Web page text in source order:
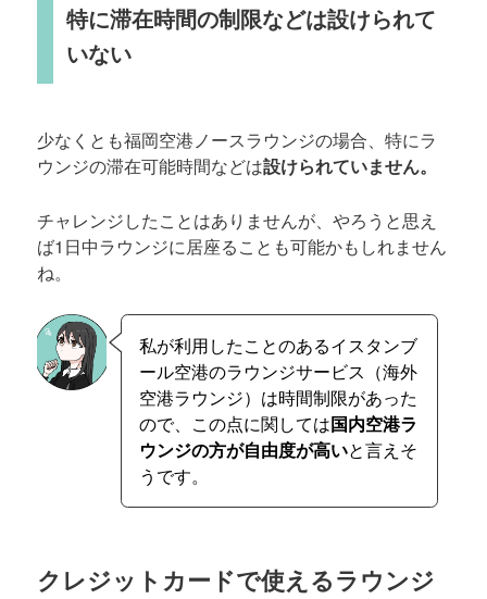
特に滞在時間の制限などは設けられて
いない
少なくとも福岡空港ノースラウンジの場合、特にラ
ウンジの滞在可能時間などは設けられていません。
チャレンジしたことはありませんが、やろうと思え
ば1日中ラウンジに居座ることも可能かもしれません
ね。
私が利用したことのあるイスタンブ
ール空港のラウンジサービス（海外
空港ラウンジ）は時間制限があった
ので、この点に関しては国内空港ラ
ウンジの方が自由度が高いと言えそ
うです。
クレジットカードで使えるラウンジ